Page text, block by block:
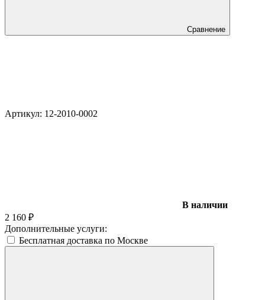
Сравнение
Артикул: 12-2010-0002
В наличии
2 160 ₽
Дополнительные услуги:
Бесплатная доставка по Москве